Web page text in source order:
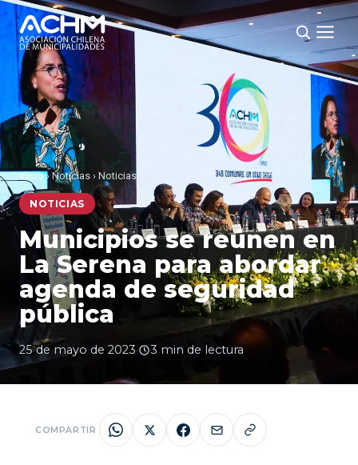
Inicio› Noticias › Noticias
NOTICIAS
Municipios se reúnen en
La Serena para abordar
agenda de seguridad
pública
25 de mayo de 2023· 3 min de lectura
COMPARTIR